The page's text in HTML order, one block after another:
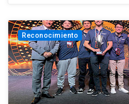
Reconocimiento